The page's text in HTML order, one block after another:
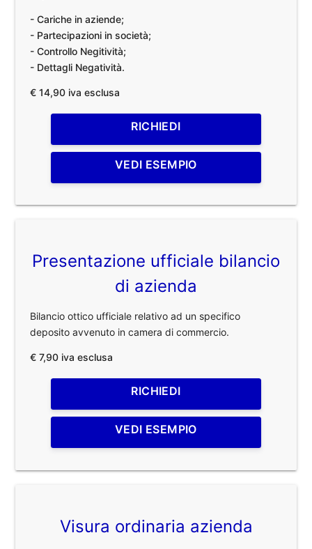
- Cariche in aziende;
- Partecipazioni in società;
- Controllo Negitività;
- Dettagli Negatività.
€ 14,90 iva esclusa
RICHIEDI
VEDI ESEMPIO
Presentazione ufficiale bilancio
di azienda
Bilancio ottico ufficiale relativo ad un specifico
deposito avvenuto in camera di commercio.
€ 7,90 iva esclusa
RICHIEDI
VEDI ESEMPIO
Visura ordinaria azienda